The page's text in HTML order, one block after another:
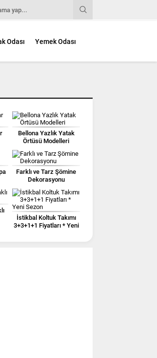
Odası Yemek Odası
Bellona Yazlık Yatak
Örtüsü Modelleri
Farklı ve Tarz Şömine
Dekorasyonu
İstikbal Koltuk Takımı
3+3+1+1 Fiyatları * Yeni